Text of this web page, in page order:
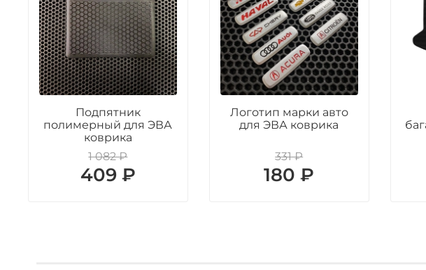
Подпятник
полимерный для ЭВА
коврика
1 082 ₽
409 ₽
Логотип марки авто
для ЭВА коврика
331 ₽
180 ₽